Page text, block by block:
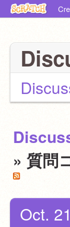
» 質問
Oct.